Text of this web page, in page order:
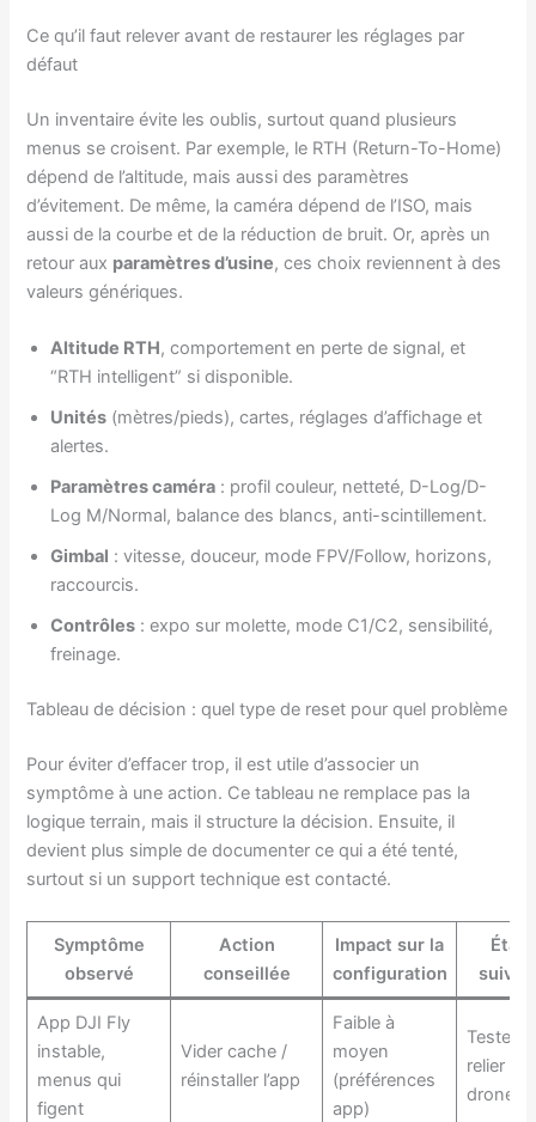
Ce qu’il faut relever avant de restaurer les réglages par
défaut
Un inventaire évite les oublis, surtout quand plusieurs
menus se croisent. Par exemple, le RTH (Return-To-Home)
dépend de l’altitude, mais aussi des paramètres
d’évitement. De même, la caméra dépend de l’ISO, mais
aussi de la courbe et de la réduction de bruit. Or, après un
retour aux paramètres d’usine, ces choix reviennent à des
valeurs génériques.
Altitude RTH, comportement en perte de signal, et
“RTH intelligent” si disponible.
Unités (mètres/pieds), cartes, réglages d’affichage et
alertes.
Paramètres caméra : profil couleur, netteté, D-Log/D-
Log M/Normal, balance des blancs, anti-scintillement.
Gimbal : vitesse, douceur, mode FPV/Follow, horizons,
raccourcis.
Contrôles : expo sur molette, mode C1/C2, sensibilité,
freinage.
Tableau de décision : quel type de reset pour quel problème
Pour éviter d’effacer trop, il est utile d’associer un
symptôme à une action. Ce tableau ne remplace pas la
logique terrain, mais il structure la décision. Ensuite, il
devient plus simple de documenter ce qui a été tenté,
surtout si un support technique est contacté.
Symptôme
observé
Action
conseillée
Impact sur la
configuration
App DJI Fly
instable,
menus qui
figent
Vider cache /
réinstaller l’app
Faible à
moyen
(préférences
app)
Tester,
relier le
drone